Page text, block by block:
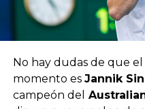
No hay dudas de que
momento es Jannik
campeón del